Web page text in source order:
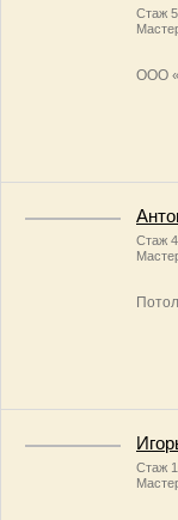
Стаж
ООО
Стаж
Стаж